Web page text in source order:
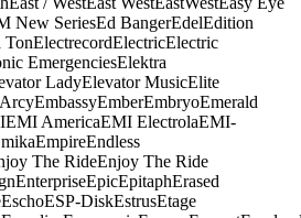
New SeriesEd BangerEdelEdition
TonElectrecordElectricElectric
EmergenciesElektra
LadyElevator MusicElite
EmbassyEmberEmbryoEmerald
EMI AmericaEMI ElectrolaEMI-
EmpireEndless
The RideEnjoy The Ride
EnterpriseEpicEpitaphErased
EschoESP-DiskEstrusEtage